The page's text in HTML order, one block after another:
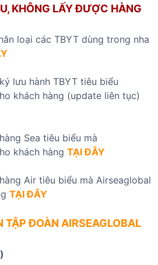
KHÔNG LẤY ĐƯỢC HÀNG
loại các TBYT dùng trong nha
lưu hành TBYT tiêu biểu
khách hàng (update liên tục)
Sea tiêu biểu mà
khách hàng TẠI ĐÂY
Air tiêu biểu mà Airseaglobal
TẠI ĐÂY
TẬP ĐOÀN AIRSEAGLOBAL